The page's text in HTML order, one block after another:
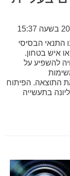
התנאי הבסיסי
איש בטחון.
להשפיע על
התוצאה. הפיתוח
בתעשייה